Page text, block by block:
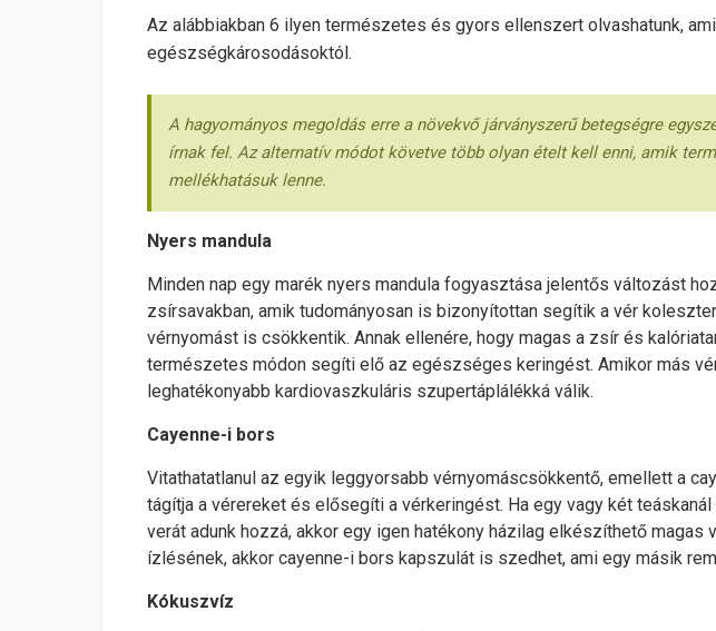
Az alábbiakban 6 ilyen természetes és gyors ellenszert olvashatunk,
egészségkárosodásoktól.
A hagyományos megoldás erre a növekvő járványszerű betegségre
írnak fel. Az alternatív módot követve több olyan ételt kell enni, amik
mellékhatásuk lenne.
Nyers mandula
Minden nap egy marék nyers mandula fogyasztása jelentős változást
zsírsavakban, amik tudományosan is bizonyítottan segítik a vér
vérnyomást is csökkentik. Annak ellenére, hogy magas a zsír és
természetes módon segíti elő az egészséges keringést. Amikor más
leghatékonyabb kardiovaszkuláris szupertáplálékká válik.
Cayenne-i bors
Vitathatatlanul az egyik leggyorsabb vérnyomáscsökkentő, emellett a
tágítja a vérereket és elősegíti a vérkeringést. Ha egy vagy két
verát adunk hozzá, akkor egy igen hatékony házilag elkészíthető
ízlésének, akkor cayenne-i bors kapszulát is szedhet, ami egy másik
Kókuszvíz